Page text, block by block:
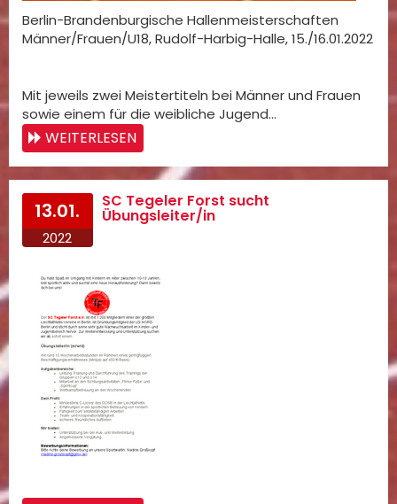
Berlin-Brandenburgische Hallenmeisterschaften
Männer/Frauen/U18, Rudolf-Harbig-Halle, 15./16.01.2022
Mit jeweils zwei Meistertiteln bei Männer und Frauen
sowie einem für die weibliche Jugend…
WEITERLESEN
13.01.
2022
SC Tegeler Forst sucht
Übungsleiter/in